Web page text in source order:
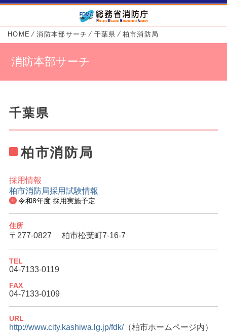
HOME ⁄ 消防本部サーチ ⁄ 千葉県 ⁄ 柏市消防局
消防本部サーチ
千葉県
柏市消防局
消防本部基本情報
採用情報
柏市消防局採用試験情報
令和8年度 採用実施予定
住所
〒277-0827 柏市松葉町7-16-7
TEL
04-7133-0119
FAX
04-7133-0109
URL
http://www.city.kashiwa.lg.jp/fdk/（柏市ホームページ内）